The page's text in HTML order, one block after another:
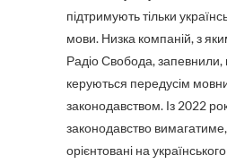
підтримують тільки
мови. Низка компаній, з
Радіо Свобода, запевнили,
керуються передусім
законодавством. Із 2022
законодавство
орієнтовані на